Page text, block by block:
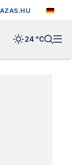
24 °C